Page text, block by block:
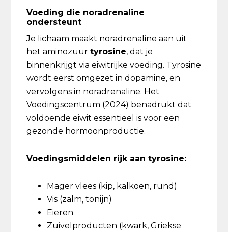
Voeding die noradrenaline
ondersteunt
Je lichaam maakt noradrenaline aan uit
het aminozuurtyrosine, dat je
binnenkrijgt via eiwitrijke voeding. Tyrosine
wordt eerst omgezet in dopamine, en
vervolgens in noradrenaline. Het
Voedingscentrum (2024) benadrukt dat
voldoende eiwit essentieel is voor een
gezonde hormoonproductie.
Voedingsmiddelen rijk aan tyrosine:
Mager vlees (kip, kalkoen, rund)
Vis (zalm, tonijn)
Eieren
Zuivelproducten (kwark, Griekse